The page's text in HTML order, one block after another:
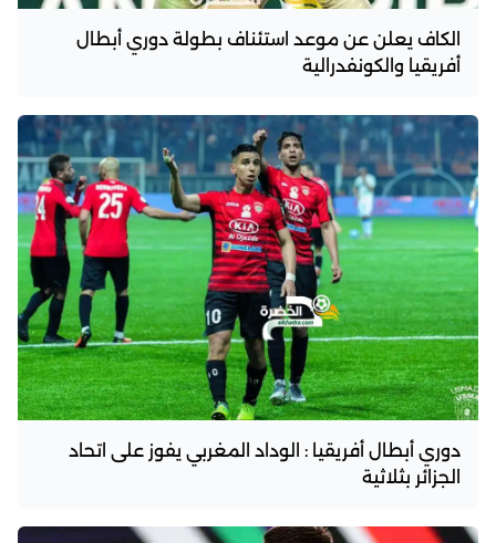
الكاف يعلن عن موعد استئناف بطولة دوري أبطال
أفريقيا والكونفدرالية
دوري أبطال أفريقيا : الوداد المغربي يفوز على اتحاد
الجزائر بثلاثية